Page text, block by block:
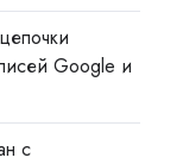
Google и
с